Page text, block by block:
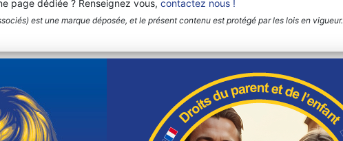
page dédiée ? Renseignez vous, contactez nous !
est une marque déposée, et le présent contenu est protégé par les lois en vigueur.